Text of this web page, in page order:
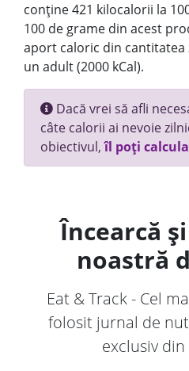
conține 421 kilocalorii la
100 de grame din acest
aport caloric din
un adult (2000 kCal).
Dacă vrei să afli
câte calorii ai nevoie
obiectivul,îl poți
Încearcă
noastră
Eat & Track - Cel
folosit jurnal de
exclusiv